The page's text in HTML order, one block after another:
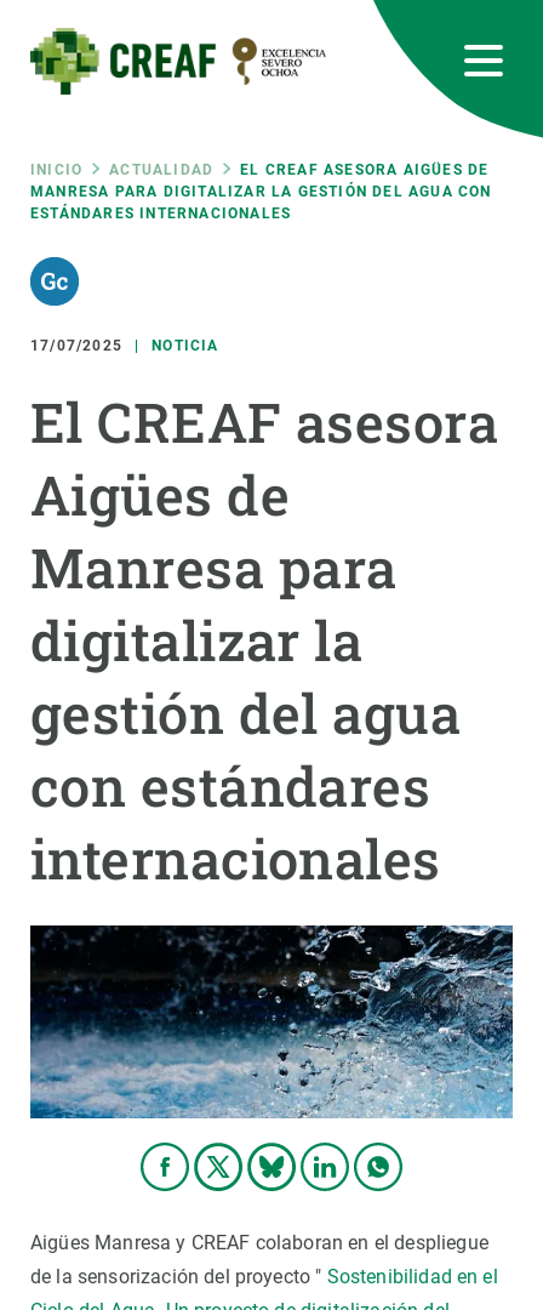
contenido
principal
Ruta
de
navegación
INICIO ACTUALIDAD
EL CREAF ASESORA AIGÜES DE
MANRESA PARA DIGITALIZAR LA GESTIÓN DEL AGUA CON
ESTÁNDARES INTERNACIONALES
17/07/2025 NOTICIA
El CREAF asesora
Aigües de
Manresa para
digitalizar la
gestión del agua
con estándares
internacionales
Aigües Manresa y CREAF colaboran en el despliegue
de la sensorización del proyecto " Sostenibilidad en el
RRSS
Featured
responsive
Responsive
menu
INVESTIGACIÓN
CIENCIA EN ACCIÓN
NOTICIAS Y AGENDA